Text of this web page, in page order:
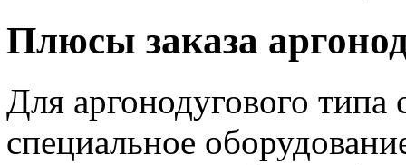
Плюсы заказа
Для аргонодугового типа
специальное